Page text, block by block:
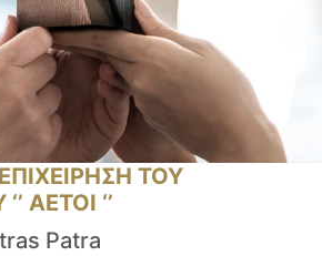
ΤΟΥ
ΑΕΤΟΙ ‘’
Patra